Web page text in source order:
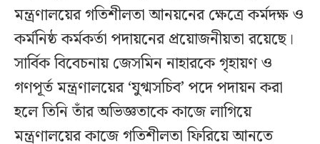
মন্ত্রণালয়ের গতিশীলতা আনয়নের ক্ষেত্রে কর্মদক্ষ ও
কর্মনিষ্ঠ কর্মকর্তা পদায়নের প্রয়োজনীয়তা রয়েছে।
সার্বিক বিবেচনায় জেসমিন নাহারকে গৃহায়ণ ও
গণপূর্ত মন্ত্রণালয়ের ‘যুগ্মসচিব’ পদে পদায়ন করা
হলে তিনি তাঁর অভিজ্ঞতাকে কাজে লাগিয়ে
মন্ত্রণালয়ের কাজে গতিশীলতা ফিরিয়ে আনতে